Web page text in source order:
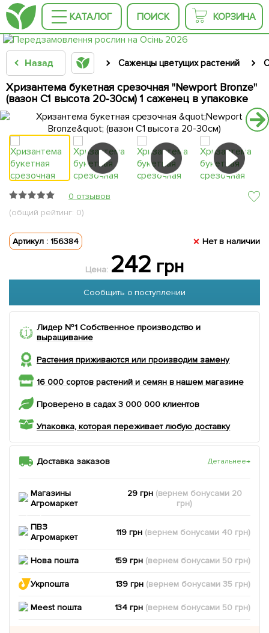
КАТАЛОГ ПОИСК КОРЗИНА
Назад Саженцы цветущих растений
Хризантема букетная срезочная "Newport Bronze"
(вазон С1 высота 20-30см) 1 саженец в упаковке
0 отзывов
(общий рейтинг: 0)
Артикул : 156384 Нет в наличии
Цена: 242 грн
Сообщить о поступлении
Лидер №1 Собственное производство и
выращивание
Растения приживаются или производим замену
16 000 сортов растений и семян в нашем магазине
Проверено в садах 3 000 000 клиентов
Упаковка, которая переживает любую доставку
Доставка заказов Детальнее→
Магазины
Агромаркет
29 грн (вернем бонусами 20
грн)
ПВЗ
Агромаркет
119 грн (вернем бонусами 40 грн)
Нова пошта 159 грн (вернем бонусами 50 грн)
Укрпошта 139 грн (вернем бонусами35 грн)
Meest пошта 134 грн (вернем бонусами 50 грн)